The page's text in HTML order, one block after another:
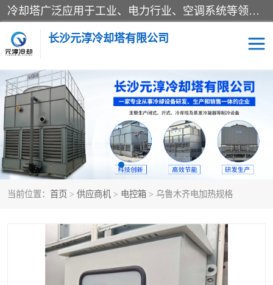
冷却塔广泛应用于工业、电力行业、空调系统等领域。在电力行业中，用于冷却发电机组的循环水；在工业生产中，如化工、冶金等行业，可降低生产过程中产生的热量；在空调系统中，为空调设备提供冷却水源
长沙元淳冷却塔有限公司
当前位置： 首页 > 供应商机 > 电控箱 > 乌鲁木齐电加热规格
方形开式冷却塔 圆形冷却塔
闭式冷却塔 水箱
电控箱 水泵
板式换热器